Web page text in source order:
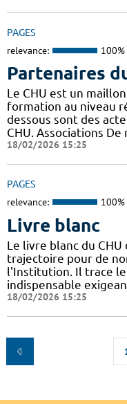
PAGES
relevance: 100%
Partenaires
Le CHU est un
formation au niveau
dessous sont des
CHU. Associations
18/02/2026 15:25
PAGES
relevance: 100%
Livre blanc
Le livre blanc du
trajectoire pour de
l'Institution. Il trace
indispensable
18/02/2026 15:25